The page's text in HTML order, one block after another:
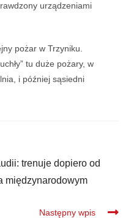
urządzeniami
pożar w Trzyniku.
tu duże pożary, w
i później sąsiedni
trenuje dopiero od
międzynarodowym
Następny wpis